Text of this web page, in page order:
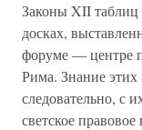
Законы XII
досках,
форуме — центре
Рима. Знание этих
следовательно, с
светское